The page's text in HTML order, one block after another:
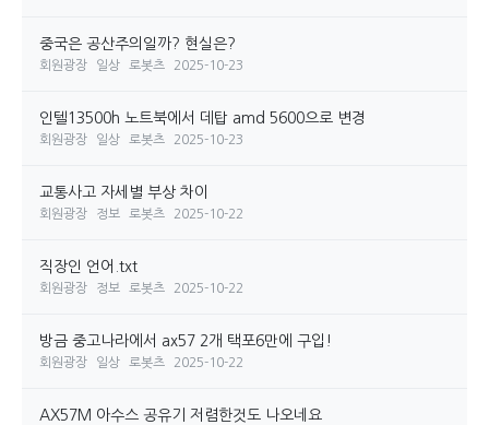
중국은 공산주의일까? 현실은?
회원광장 일상 로봇츠 2025-10-23
인텔13500h 노트북에서 데탑 amd 5600으로 변경
회원광장 일상 로봇츠 2025-10-23
교통사고 자세별 부상 차이
회원광장 정보 로봇츠 2025-10-22
직장인 언어.txt
회원광장 정보 로봇츠 2025-10-22
방금 중고나라에서 ax57 2개 택포6만에 구입!
회원광장 일상 로봇츠 2025-10-22
AX57M 아수스 공유기 저렴한것도 나오네요